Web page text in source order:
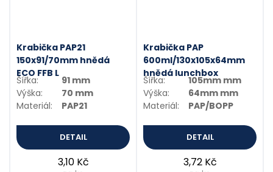
Krabička PAP21
150x91/70mm hnědá
ECO FFB L
Šířka:
91 mm
Výška:
70 mm
Materiál:
PAP21
DETAIL
3,10 Kč
Krabička PAP
600ml/130x105x64mm
hnědá lunchbox
Šířka:
105mm mm
Výška:
64mm mm
Materiál:
PAP/BOPP
DETAIL
3,72 Kč